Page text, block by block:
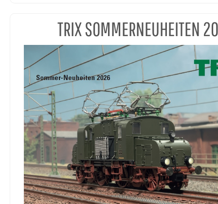
TRIX SOMMERNEUHEITEN